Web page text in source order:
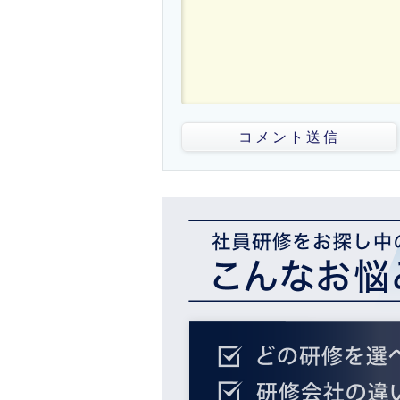
コメント送信